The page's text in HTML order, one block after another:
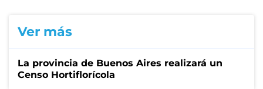
Ver más
La provincia de Buenos Aires realizará un
Censo Hortiflorícola